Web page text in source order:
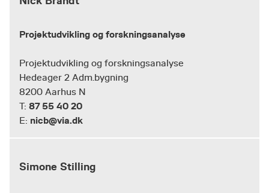
Projektudvikling og forskningsanalyse
Projektudvikling og forskningsanalyse
Hedeager 2 Adm.bygning
8200 Aarhus N
T: 87 55 40 20
E: nicb@via.dk
Simone Stilling